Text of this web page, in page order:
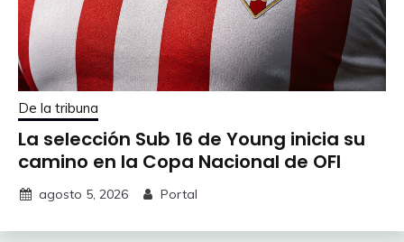
De la tribuna
La selección Sub 16 de Young inicia su
camino en la Copa Nacional de OFI
agosto 5, 2026 Portal